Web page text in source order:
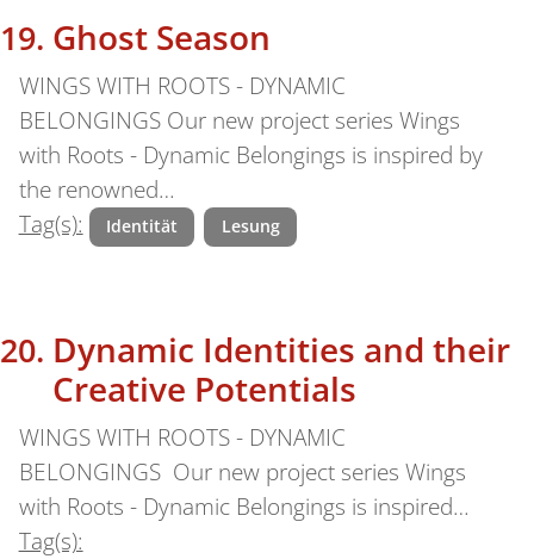
Ghost Season
WINGS WITH ROOTS - DYNAMIC
BELONGINGS Our new project series Wings
with Roots - Dynamic Belongings is inspired by
the renowned…
Tag(s):
Identität Lesung
Dynamic Identities and their
Creative Potentials
WINGS WITH ROOTS - DYNAMIC
BELONGINGS Our new project series Wings
with Roots - Dynamic Belongings is inspired…
Tag(s):